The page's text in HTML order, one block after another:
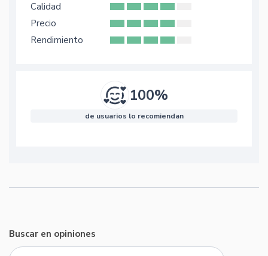
Calidad
Precio
Rendimiento
100%
de usuarios lo recomiendan
Buscar en opiniones